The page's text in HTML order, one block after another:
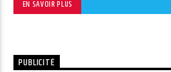
EN SAVOIR PLUS
PUBLICITÉ